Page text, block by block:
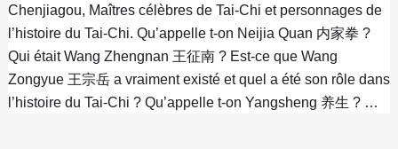
Chenjiagou, Maîtres célèbres de Tai-Chi et personnages de
l’histoire du Tai-Chi. Qu’appelle t-on Neijia Quan 内家拳 ?
Qui était Wang Zhengnan 王征南 ? Est-ce que Wang
Zongyue 王宗岳 a vraiment existé et quel a été son rôle dans
l’histoire du Tai-Chi ? Qu’appelle t-on Yangsheng 养生 ? …